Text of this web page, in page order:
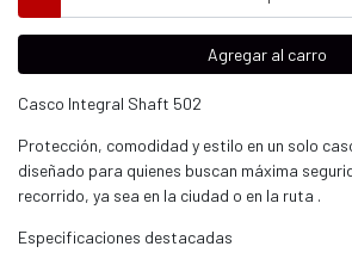
Agregar al carro
Casco Integral Shaft 502
Protección, comodidad y estilo en un solo
diseñado para quienes buscan máxima
recorrido, ya sea en la ciudad o en la ruta .
Especificaciones destacadas